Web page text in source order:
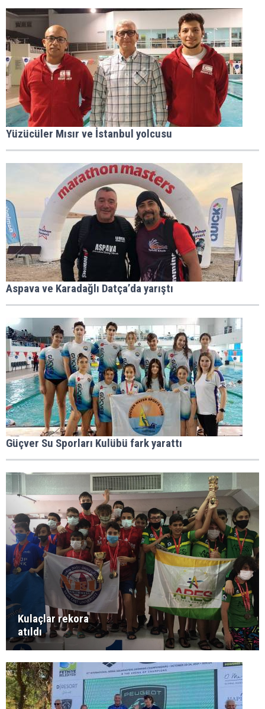
Yüzücüler Mısır ve İstanbul yolcusu
Aspava ve Karadağlı Datça’da yarıştı
Güçver Su Sporları Kulübü fark yarattı
Kulaçlar rekora
atıldı